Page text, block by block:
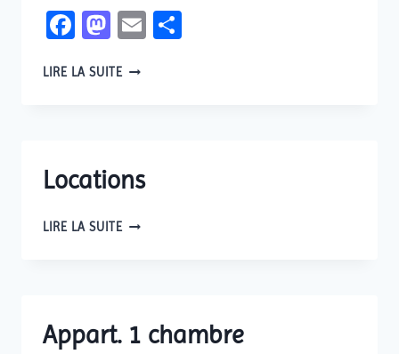
Facebook
Mastodon
Email
LIRE LA SUITEMAROC
Locations
LIRE LA SUITELOCATIONS
Appart. 1 chambre